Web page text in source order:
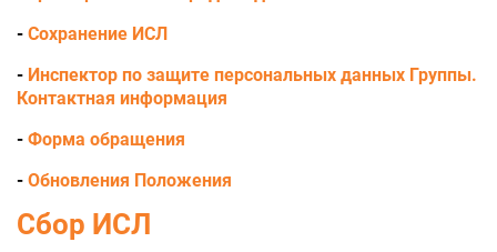
- Сохранение ИСЛ
- Инспектор по защите персональных данных Группы.
Контактная информация
- Форма обращения
- Обновления Положения
Сбор ИСЛ